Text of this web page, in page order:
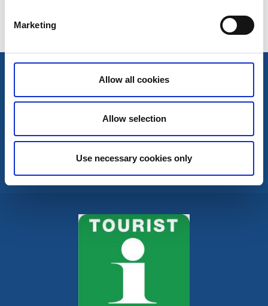
Marketing
Allow all cookies
Allow selection
Use necessary cookies only
Kontakta oss